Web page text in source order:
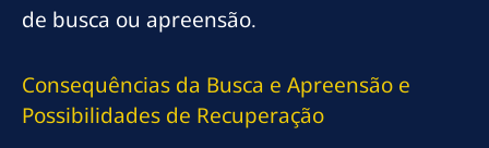
de busca ou apreensão.
Consequências da Busca e Apreensão e
Possibilidades de Recuperação